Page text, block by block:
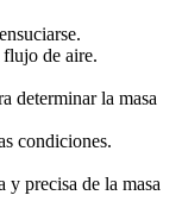
de aire.
determinar la masa
condiciones.
precisa de la masa